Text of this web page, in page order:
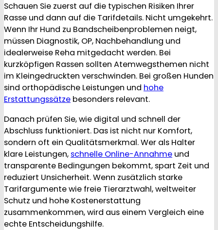
Schauen Sie zuerst auf die typischen Risiken Ihrer
Rasse und dann auf die Tarifdetails. Nicht umgekehrt.
Wenn Ihr Hund zu Bandscheibenproblemen neigt,
müssen Diagnostik, OP, Nachbehandlung und
idealerweise Reha mitgedacht werden. Bei
kurzköpfigen Rassen sollten Atemwegsthemen nicht
im Kleingedruckten verschwinden. Bei großen Hunden
sind orthopädische Leistungen und hohe
Erstattungssätze besonders relevant.
Danach prüfen Sie, wie digital und schnell der
Abschluss funktioniert. Das ist nicht nur Komfort,
sondern oft ein Qualitätsmerkmal. Wer als Halter
klare Leistungen, schnelle Online-Annahme und
transparente Bedingungen bekommt, spart Zeit und
reduziert Unsicherheit. Wenn zusätzlich starke
Tarifargumente wie freie Tierarztwahl, weltweiter
Schutz und hohe Kostenerstattung
zusammenkommen, wird aus einem Vergleich eine
echte Entscheidungshilfe.